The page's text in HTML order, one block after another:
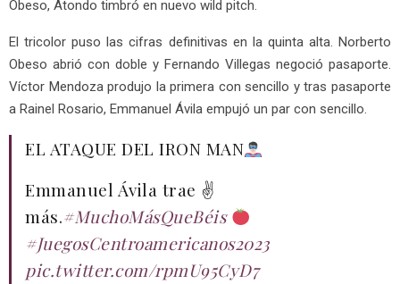
Obeso, Atondo timbró en nuevo wild pitch.
El tricolor puso las cifras definitivas en la quinta alta. Norberto
Obeso abrió con doble y Fernando Villegas negoció pasaporte.
Víctor Mendoza produjo la primera con sencillo y tras pasaporte
a Rainel Rosario, Emmanuel Ávila empujó un par con sencillo.
EL ATAQUE DEL IRON MAN
Emmanuel Ávila trae ✌️
más.#MuchoMásQueBéis
#JuegosCentroamericanos2023
pic.twitter.com/rpmU95CyD7